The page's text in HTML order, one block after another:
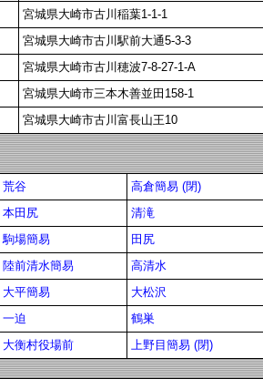
宮城県大崎市古川稲葉1-1-1
宮城県大崎市古川駅前大通5-3-3
宮城県大崎市古川穂波7-8-27-1-A
宮城県大崎市三本木善並田158-1
宮城県大崎市古川富長山王10
荒谷
高倉簡易 (閉)
本田尻
清滝
駒場簡易
田尻
陸前清水簡易
高清水
大平簡易
大松沢
一迫
鶴巣
大衡村役場前 上野目簡易 (閉)